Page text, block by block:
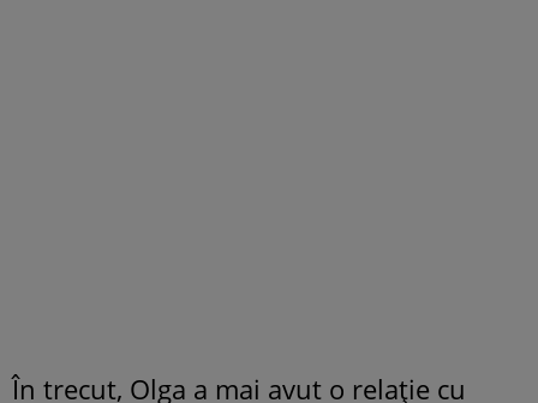
În trecut, Olga a mai avut o relație cu